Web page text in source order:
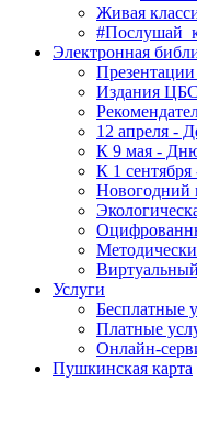
Живая
Электронная
Издания
12 апреля -
К 9 мая -
К 1
Новогодний
Услуги
Бесплатные
Платные
Онлайн-
Пушкинская карта